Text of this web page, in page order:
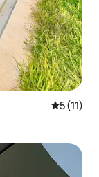
從 11 則
5 (11)